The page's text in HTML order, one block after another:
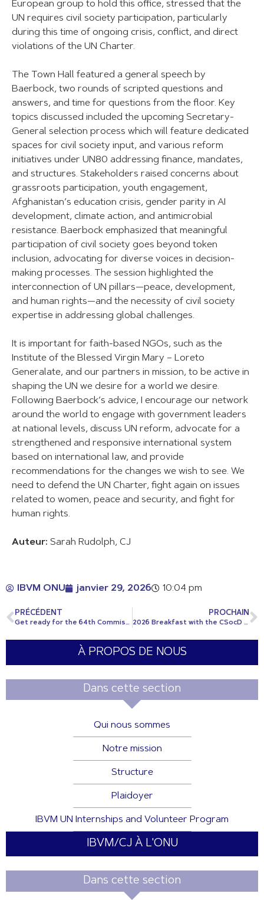
European group to hold this office, stressed that the
UN requires civil society participation, particularly
during this time of ongoing crisis, conflict, and direct
violations of the UN Charter.
The Town Hall featured a general speech by
Baerbock, two rounds of scripted questions and
answers, and time for questions from the floor. Key
topics discussed included the upcoming Secretary-
General selection process which will feature dedicated
spaces for civil society input, and various reform
initiatives under UN80 addressing finance, mandates,
and structures. Stakeholders raised concerns about
grassroots participation, youth engagement,
Afghanistan’s education crisis, gender parity in AI
development, climate action, and antimicrobial
resistance. Baerbock emphasized that meaningful
participation of civil society goes beyond token
inclusion, advocating for diverse voices in decision-
making processes. The session highlighted the
interconnection of UN pillars—peace, development,
and human rights—and the necessity of civil society
expertise in addressing global challenges.
It is important for faith-based NGOs, such as the
Institute of the Blessed Virgin Mary – Loreto
Generalate, and our partners in mission, to be active in
shaping the UN we desire for a world we desire.
Following Baerbock’s advice, I encourage our network
around the world to engage with government leaders
at national levels, discuss UN reform, advocate for a
strengthened and responsive international system
based on international law, and provide
recommendations for the changes we wish to see. We
need to defend the UN Charter, fight again on issues
related to women, peace and security, and fight for
human rights.
Auteur: Sarah Rudolph, CJ
IBVM ONU janvier 29, 2026 10:04 pm
PRÉCÉDENT
Get ready for the 64th Commission on Social Development!
PROCHAIN
2026 Breakfast with the CSocD Bureau
À PROPOS DE NOUS
Dans cette section
Qui nous sommes
Notre mission
Structure
Plaidoyer
IBVM UN Internships and Volunteer Program
IBVM/CJ À L'ONU
Dans cette section